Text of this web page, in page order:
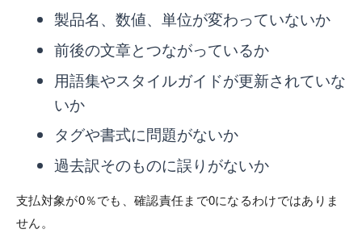
製品名、数値、単位が変わっていないか
前後の文章とつながっているか
用語集やスタイルガイドが更新されていな
いか
タグや書式に問題がないか
過去訳そのものに誤りがないか
支払対象が0％でも、確認責任まで0になるわけではありま
せん。